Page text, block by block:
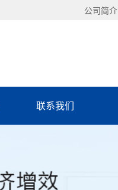
公司简介
联系我们